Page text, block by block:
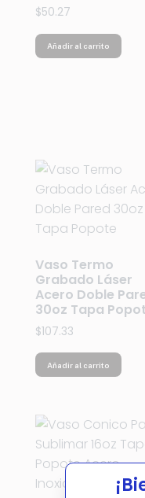
$50.27
Añadir al carrito
Vaso Termo
Grabado Láser
Acero Doble
30oz Tapa
$107.33
Añadir al carrito